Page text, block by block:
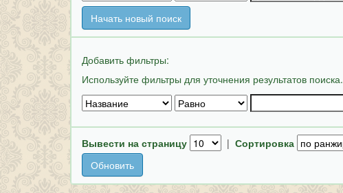
Начать новый поиск
Добавить фильтры:
Используйте фильтры для уточнения результатов поиска.
Вывести на страницу | Сортировка